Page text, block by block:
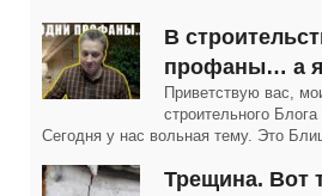
В
профаны… а я
Приветствую вас,
строительного
Сегодня у нас вольная тему. Это
Трещина. Вот